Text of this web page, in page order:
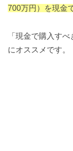
700万円）を現金
「現金で購入す
にオススメです。